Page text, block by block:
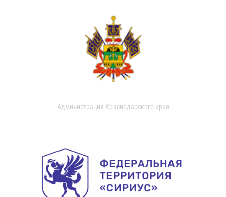
Администрация Краснодарского края